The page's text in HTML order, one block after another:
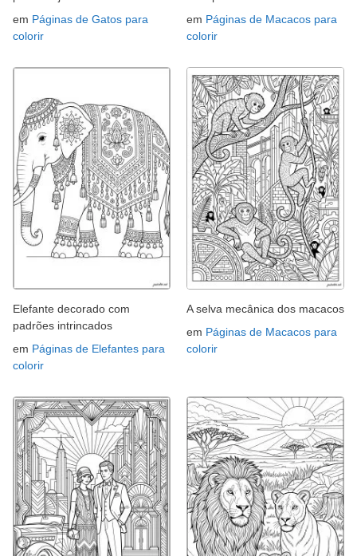
em Páginas de Gatos para
colorir
em Páginas de Macacos para
colorir
Elefante decorado com
padrões intrincados
em Páginas de Elefantes para
colorir
A selva mecânica dos macacos
em Páginas de Macacos para
colorir